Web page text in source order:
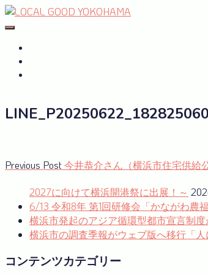
Skip
to
投
ナ
ビ
ー
Previous Post Previous
今井恭介さん（横浜市住宅供給
2027に向けて横浜開港祭に出展！～
6/13 令和8年 第1回研修会「かながわ農
横浜市発起のアジア循環型都市宣言制度
横浜市の調査季報がウェブ版へ移行「
コンテンツカテゴリー